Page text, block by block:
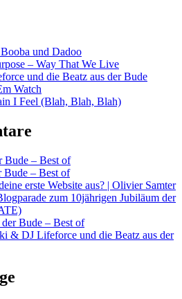
und Dadoo
– Way That We Live
und die Beatz aus der Bude
Watch
I Feel (Blah, Blah, Blah)
Bude – Best of
Bude – Best of
erste Website aus? | Olivier Samter
zum 10jährigen Jubiläum der
der Bude – Best of
& DJ Lifeforce und die Beatz aus der